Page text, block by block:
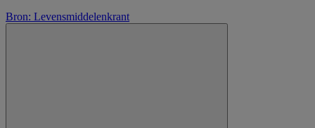
Bron: Levensmiddelenkrant